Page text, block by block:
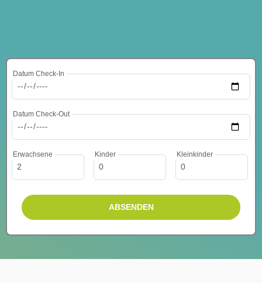
Datum Check-In
Datum Check-Out
Erwachsene Kinder Kleinkinder